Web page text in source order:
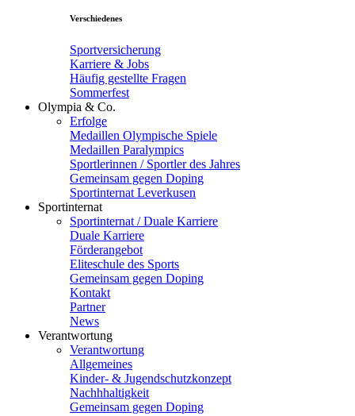
Verschiedenes
Sportversicherung
Karriere & Jobs
Häufig gestellte Fragen
Sommerfest
Olympia & Co.
Erfolge
Medaillen Olympische Spiele
Medaillen Paralympics
Sportlerinnen / Sportler des Jahres
Gemeinsam gegen Doping
Sportinternat Leverkusen
Sportinternat
Sportinternat / Duale Karriere
Duale Karriere
Förderangebot
Eliteschule des Sports
Gemeinsam gegen Doping
Kontakt
Partner
News
Verantwortung
Verantwortung
Allgemeines
Kinder- & Jugendschutzkonzept
Nachhhaltigkeit
Gemeinsam gegen Doping